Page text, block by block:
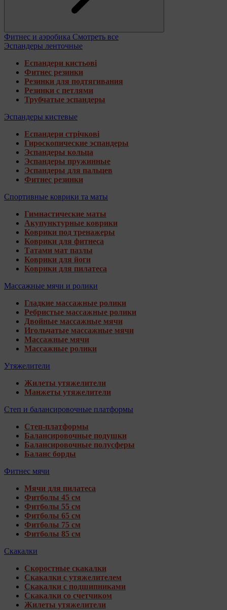
Фитнес и аэробика Смотреть все
Эспандеры ленточные
Еспандери кистьові
Фитнес резинки
Резинки для подтягивания
Резинки с петлями
Трубчатые эспандеры
Эспандеры кистевые
Еспандери стрічкові
Гироскопические эспандеры
Эспандеры кольца
Эспандеры пружинные
Эспандеры для пальцев
Фитнес резинки
Спортивные коврики та маты
Гимнастические маты
Акупунктурные коврики
Коврики под тренажеры
Коврики для фитнеса
Татами мат пазлы
Коврики для йоги
Коврики для пилатеса
Массажные мячи и ролики
Гладкие массажные ролики
Ребристые массажные ролики
Двойные массажные мячи
Игольчатые массажные мячи
Массажные мячи
Массажные ролики
Утяжелители
Жилеты утяжелители
Манжеты утяжелители
Степ и балансировочные платформы
Степ-платформы
Балансировочные подушки
Балансировочные полусферы
Баланс борды
Фитнес мячи
Мячи для пилатеса
Фитболы 45 см
Фитболы 55 см
Фитболы 65 см
Фитболы 75 см
Фитболы 85 см
Скакалки
Скоростные скакалки
Скакалки с утяжелителем
Скакалки с подшипниками
Скакалки со счетчиком
Жилеты утяжелители